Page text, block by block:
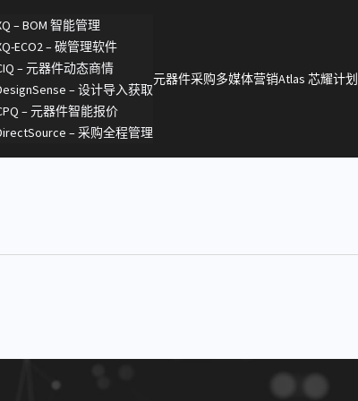
– BOM 智能管理
ECO2 – 碳管理软件
– 元器件动态商情
– 设计导入获取
– 元器件智能报价
– 采购全程管理
元器件采购多媒体营销Atlas 芯耀计划